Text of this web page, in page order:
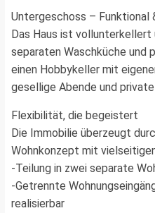
Untergeschoss – Funktional
Das Haus ist
separaten Waschküche und
einen Hobbykeller mit
gesellige Abende und private
Flexibilität, die begeistert
Die Immobilie überzeugt
Wohnkonzept mit
-Teilung in zwei separate
-Getrennte
realisierbar